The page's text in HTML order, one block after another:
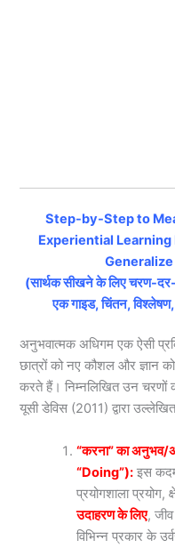
Step-by-Step to
Experiential
(सार्थक सीखने के लिए चरण-
एक गाइड, चिंतन,
अनुभवात्मक अधिगम एक ऐसी
छात्रों को नए कौशल और ज्ञान
करते हैं। निम्नलिखित उन
यूसी डेविस (2011) द्वारा
“करना” का
“Doing”): इस
प्रयोगशाला प्रयोग,
उदाहरण के लिए, जीव
विभिन्न प्रकार के